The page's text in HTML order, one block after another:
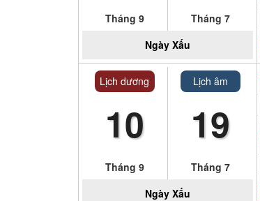
Tháng 9
Tháng 7
Ngày Xấu
Lịch dương
10
Tháng 9
Lịch âm
19
Tháng 7
Ngày Xấu